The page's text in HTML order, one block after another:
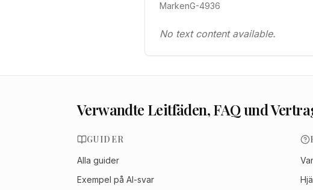
MarkenG-4936
No text content available.
Verwandte Leitfäden, FAQ und
GUIDER
Alla guider
Exempel på AI-svar